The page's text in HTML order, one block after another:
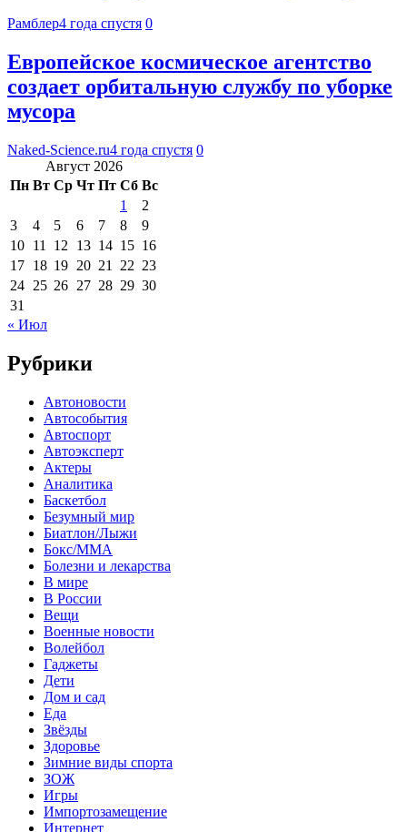
Рамблер4 года спустя 0
Европейское космическое агентство
создает орбитальную службу по уборке
мусора
Naked-Science.ru4 года спустя 0
Август 2026
Пн Вт Ср Чт Пт Сб Вс
1
2
3
4 5 6 7 8
9
10 11 12 13 14 15 16
17 18 19 20 21 22 23
24 25 26 27 28 29 30
31
« Июл
Рубрики
Автоновости
Автособытия
Автоспорт
Автоэксперт
Актеры
Аналитика
Баскетбол
Безумный мир
Биатлон/Лыжи
Бокс/MMA
Болезни и лекарства
В мире
В России
Вещи
Военные новости
Волейбол
Гаджеты
Дети
Дом и сад
Еда
Звёзды
Здоровье
Зимние виды спорта
ЗОЖ
Игры
Импортозамещение
Интернет